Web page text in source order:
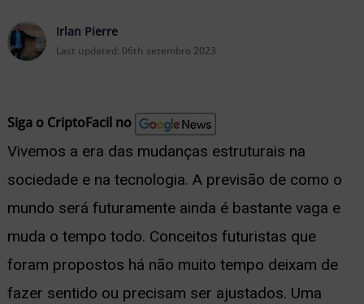
Irlan Pierre
Last updated: 06th setembro 2023
Siga o CriptoFacil no
Vivemos a era das mudanças estruturais na
sociedade e na tecnologia. A previsão de como o
mundo será futuramente ainda é bastante vaga e
muda o tempo todo. Conceitos futuristas que
foram propostos há não muito tempo deixam de
fazer sentido ou precisam ser ajustados. Uma